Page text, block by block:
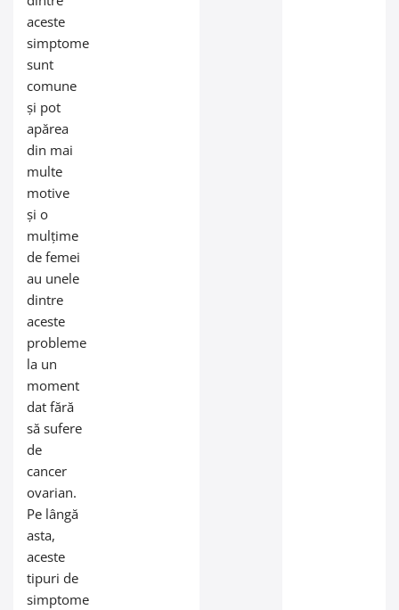
aceste
simptome
sunt
comune
și pot
apărea
din mai
multe
motive
și o
mulțime
de femei
au unele
dintre
aceste
probleme
la un
moment
dat fără
să sufere
de
cancer
ovarian.
Pe lângă
asta,
aceste
tipuri de
simptome